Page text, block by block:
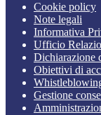
Cookie policy
Note legali
Informativa
Ufficio
Dichiarazione
Obiettivi di
Gestione